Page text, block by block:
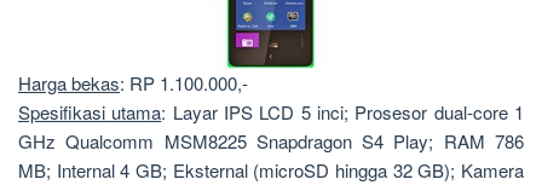
Harga bekas: RP 1.100.000,-
Spesifikasi utama: Layar IPS LCD 5 inci; Prosesor dual-core 1
GHz Qualcomm MSM8225 Snapdragon S4 Play; RAM 786
MB; Internal 4 GB; Eksternal (microSD hingga 32 GB); Kamera